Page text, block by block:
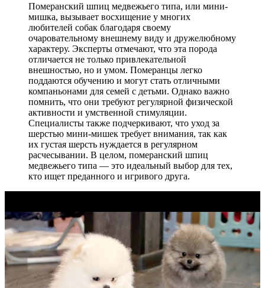
Померанский шпиц медвежьего типа, или мини-
мишка, вызывает восхищение у многих
любителей собак благодаря своему
очаровательному внешнему виду и дружелюбному
характеру. Эксперты отмечают, что эта порода
отличается не только привлекательной
внешностью, но и умом. Померанцы легко
поддаются обучению и могут стать отличными
компаньонами для семей с детьми. Однако важно
помнить, что они требуют регулярной физической
активности и умственной стимуляции.
Специалисты также подчеркивают, что уход за
шерстью мини-мишек требует внимания, так как
их густая шерсть нуждается в регулярном
расчесывании. В целом, померанский шпиц
медвежьего типа — это идеальный выбор для тех,
кто ищет преданного и игривого друга.